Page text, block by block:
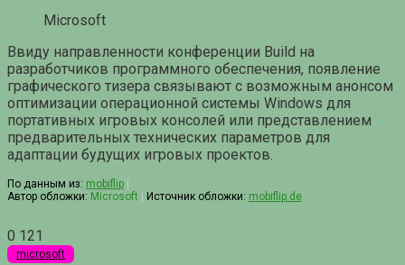
Microsoft
Ввиду направленности конференции Build на
разработчиков программного обеспечения, появление
графического тизера связывают с возможным анонсом
оптимизации операционной системы Windows для
портативных игровых консолей или представлением
предварительных технических параметров для
адаптации будущих игровых проектов.
По данным из: mobiflip |
Автор обложки: Microsoft | Источник обложки: mobiflip.de
0 121
microsoft